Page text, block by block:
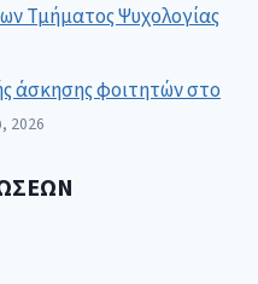
Τμήματος Ψυχολογίας
άσκησης φοιτητών στο
2026